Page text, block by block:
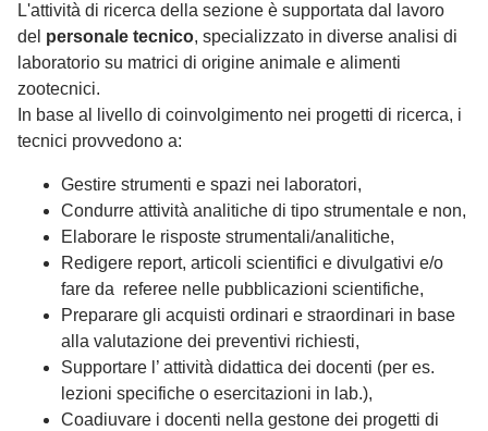
L'attività di ricerca della sezione è supportata dal lavoro
del personale tecnico, specializzato in diverse analisi di
laboratorio su matrici di origine animale e alimenti
zootecnici.
In base al livello di coinvolgimento nei progetti di ricerca, i
tecnici provvedono a:
Gestire strumenti e spazi nei laboratori,
Condurre attività analitiche di tipo strumentale e non,
Elaborare le risposte strumentali/analitiche,
Redigere report, articoli scientifici e divulgativi e/o
fare da referee nelle pubblicazioni scientifiche,
Preparare gli acquisti ordinari e straordinari in base
alla valutazione dei preventivi richiesti,
Supportare l’ attività didattica dei docenti (per es.
lezioni specifiche o esercitazioni in lab.),
Coadiuvare i docenti nella gestone dei progetti di